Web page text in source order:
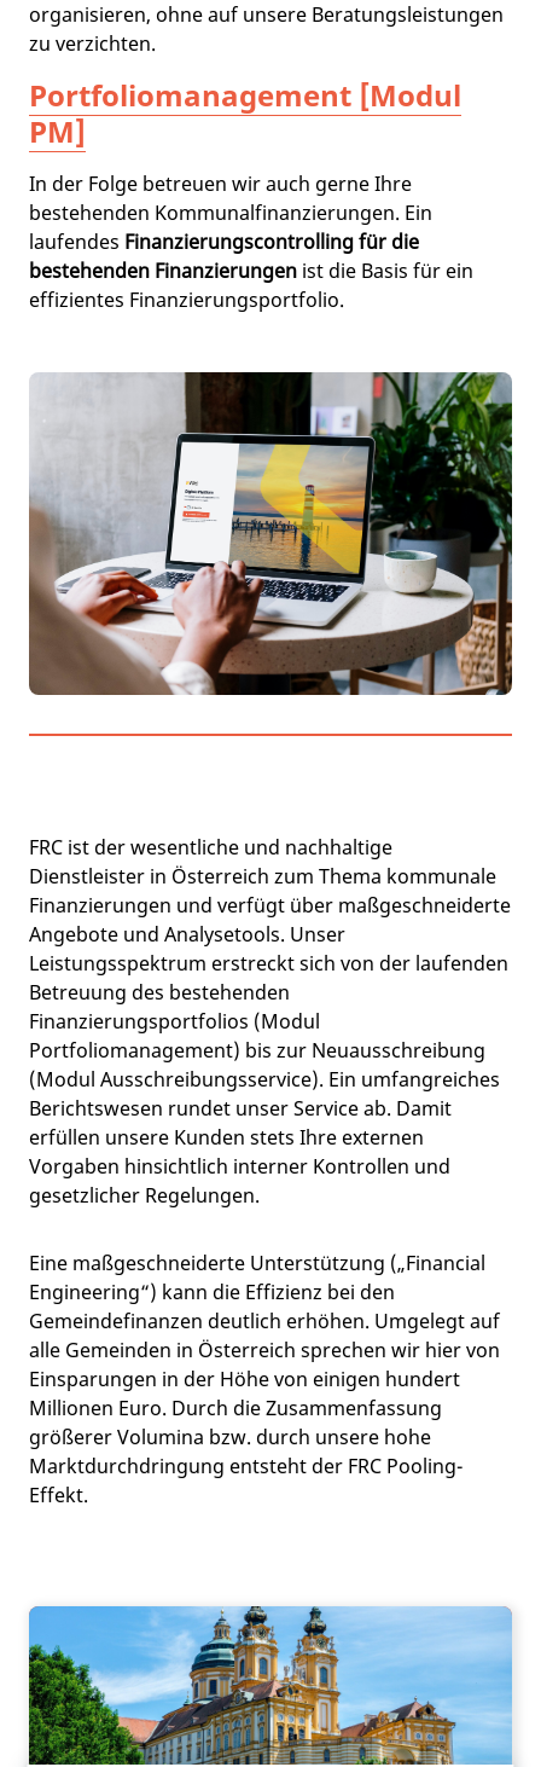
organisieren, ohne auf unsere Beratungsleistungen
zu verzichten.
Portfoliomanagement [Modul
PM]
In der Folge betreuen wir auch gerne Ihre
bestehenden Kommunalfinanzierungen. Ein
laufendes Finanzierungscontrolling für die
bestehenden Finanzierungen ist die Basis für ein
effizientes Finanzierungsportfolio.
FRC ist der wesentliche und nachhaltige
Dienstleister in Österreich zum Thema kommunale
Finanzierungen und verfügt über maßgeschneiderte
Angebote und Analysetools. Unser
Leistungsspektrum erstreckt sich von der laufenden
Betreuung des bestehenden
Finanzierungsportfolios (Modul
Portfoliomanagement) bis zur Neuausschreibung
(Modul Ausschreibungsservice). Ein umfangreiches
Berichtswesen rundet unser Service ab. Damit
erfüllen unsere Kunden stets Ihre externen
Vorgaben hinsichtlich interner Kontrollen und
gesetzlicher Regelungen.
Eine maßgeschneiderte Unterstützung („Financial
Engineering“) kann die Effizienz bei den
Gemeindefinanzen deutlich erhöhen. Umgelegt auf
alle Gemeinden in Österreich sprechen wir hier von
Einsparungen in der Höhe von einigen hundert
Millionen Euro. Durch die Zusammenfassung
größerer Volumina bzw. durch unsere hohe
Marktdurchdringung entsteht der FRC Pooling-
Effekt.